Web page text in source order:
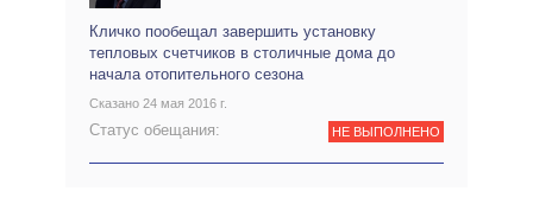
Кличко пообещал завершить установку
тепловых счетчиков в столичные дома до
начала отопительного сезона
Сказано 24 мая 2016 г.
Статус обещания: НЕ ВЫПОЛНЕНО